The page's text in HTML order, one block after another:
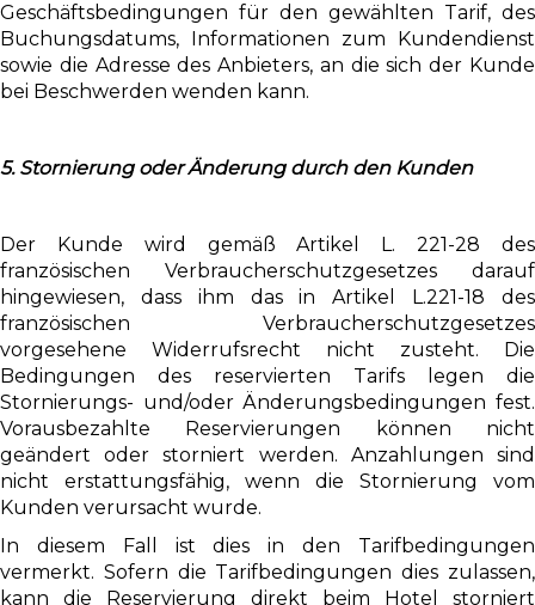
Geschäftsbedingungen für den gewählten Tarif, des
Buchungsdatums, Informationen zum Kundendienst
sowie die Adresse des Anbieters, an die sich der Kunde
bei Beschwerden wenden kann.
5. Stornierung oder Änderung durch den Kunden
Der Kunde wird gemäß Artikel L. 221-28 des
französischen Verbraucherschutzgesetzes darauf
hingewiesen, dass ihm das in Artikel L.221-18 des
französischen Verbraucherschutzgesetzes
vorgesehene Widerrufsrecht nicht zusteht. Die
Bedingungen des reservierten Tarifs legen die
Stornierungs- und/oder Änderungsbedingungen fest.
Vorausbezahlte Reservierungen können nicht
geändert oder storniert werden. Anzahlungen sind
nicht erstattungsfähig, wenn die Stornierung vom
Kunden verursacht wurde.
In diesem Fall ist dies in den Tarifbedingungen
vermerkt. Sofern die Tarifbedingungen dies zulassen,
kann die Reservierung direkt beim Hotel storniert